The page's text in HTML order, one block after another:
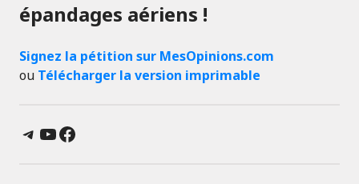
épandages aériens !
Signez la pétition sur MesOpinions.com
ou Télécharger la version imprimable
Telegram
YouTube
Facebook